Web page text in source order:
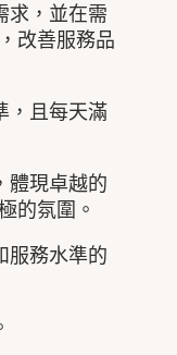
求，並在需
改善服務品
，且每天滿
體現卓越的
的氛圍。
服務水準的